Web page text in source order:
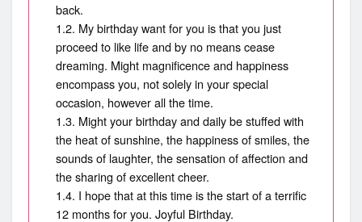
back.
1.2. My birthday want for you is that you just
proceed to like life and by no means cease
dreaming. Might magnificence and happiness
encompass you, not solely in your special
occasion, however all the time.
1.3. Might your birthday and daily be stuffed with
the heat of sunshine, the happiness of smiles, the
sounds of laughter, the sensation of affection and
the sharing of excellent cheer.
1.4. I hope that at this time is the start of a terrific
12 months for you. Joyful Birthday.